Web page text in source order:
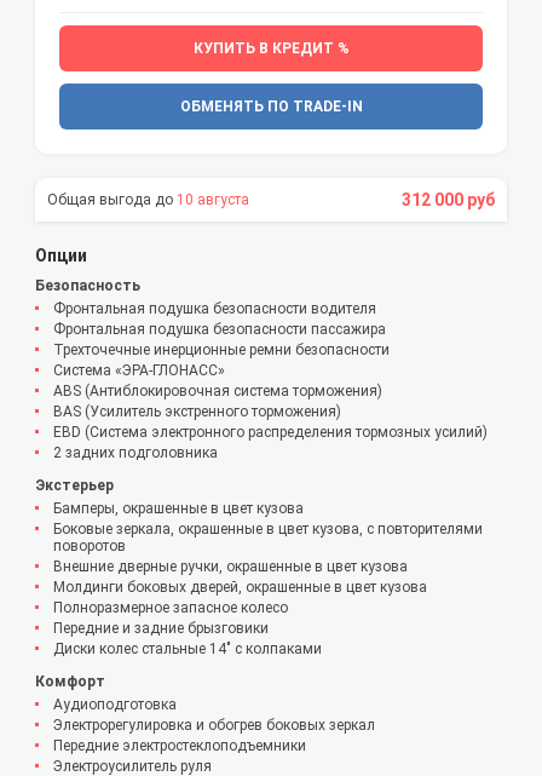
КУПИТЬ В КРЕДИТ %
ОБМЕНЯТЬ ПО TRADE-IN
10 августа 312 000 руб
Опции
Безопасность
Фронтальная подушка безопасности водителя
Фронтальная подушка безопасности пассажира
Трехточечные инерционные ремни безопасности
Система «ЭРА-ГЛОНАСС»
ABS (Антиблокировочная система торможения)
BAS (Усилитель экстренного торможения)
EBD (Система электронного распределения тормозных усилий)
2 задних подголовника
Экстерьер
Бамперы, окрашенные в цвет кузова
Боковые зеркала, окрашенные в цвет кузова, с повторителями
поворотов
Внешние дверные ручки, окрашенные в цвет кузова
Молдинги боковых дверей, окрашенные в цвет кузова
Полноразмерное запасное колесо
Передние и задние брызговики
Диски колес стальные 14" с колпаками
Комфорт
Аудиоподготовка
Электрорегулировка и обогрев боковых зеркал
Передние электростеклоподъемники
Электроусилитель руля